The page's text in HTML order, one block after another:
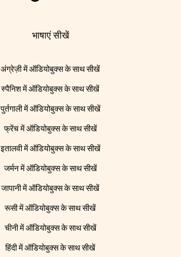
भाषाएं सीखें
अंग्रेज़ी में ऑडियोबुक्स के साथ सीखें
स्पैनिश में ऑडियोबुक्स के साथ सीखें
पुर्तगाली में ऑडियोबुक्स के साथ सीखें
फ्रेंच में ऑडियोबुक्स के साथ सीखें
इतालवी में ऑडियोबुक्स के साथ सीखें
जर्मन में ऑडियोबुक्स के साथ सीखें
जापानी में ऑडियोबुक्स के साथ सीखें
रूसी में ऑडियोबुक्स के साथ सीखें
चीनी में ऑडियोबुक्स के साथ सीखें
हिंदी में ऑडियोबुक्स के साथ सीखें